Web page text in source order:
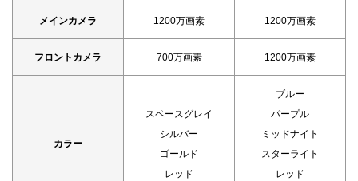
メインカメラ 1200万画素 1200万画素
フロントカメラ 700万画素 1200万画素
カラー
スペースグレイ
シルバー
ゴールド
レッド
ブルー
パープル
ミッドナイト
スターライト
レッド